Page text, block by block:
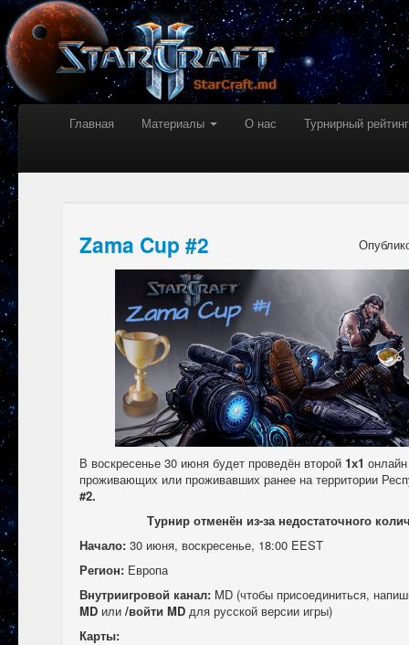
Главная Материалы О нас Турнирный рейтинг
Zama Cup #2
В воскресенье 30 июня будет проведён второй 1х1
проживающих или проживавших ранее на территории
#2.
Турнир отменён из-за недостаточного
Начало: 30 июня, воскресенье, 18:00 EEST
Регион: Европа
Внутриигровой канал: MD (чтобы присоединиться,
MD или /войти MD для русской версии игры)
Карты: